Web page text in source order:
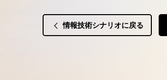
情報技術シナリオに戻る